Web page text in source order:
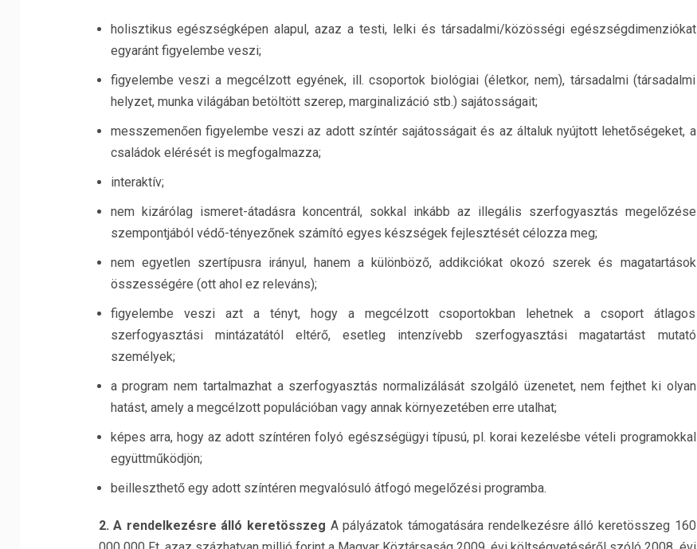
holisztikus egészségképen alapul, azaz a testi, lelki és társadalmi/közösségi egészségdimenziókat
egyaránt figyelembe veszi;
figyelembe veszi a megcélzott egyének, ill. csoportok biológiai (életkor, nem), társadalmi (társadalmi
helyzet, munka világában betöltött szerep, marginalizáció stb.) sajátosságait;
messzemenően figyelembe veszi az adott színtér sajátosságait és az általuk nyújtott lehetőségeket, a
családok elérését is megfogalmazza;
interaktív;
nem kizárólag ismeret-átadásra koncentrál, sokkal inkább az illegális szerfogyasztás megelőzése
szempontjából védő-tényezőnek számító egyes készségek fejlesztését célozza meg;
nem egyetlen szertípusra irányul, hanem a különböző, addikciókat okozó szerek és magatartások
összességére (ott ahol ez releváns);
figyelembe veszi azt a tényt, hogy a megcélzott csoportokban lehetnek a csoport átlagos
szerfogyasztási mintázatától eltérő, esetleg intenzívebb szerfogyasztási magatartást mutató
személyek;
a program nem tartalmazhat a szerfogyasztás normalizálását szolgáló üzenetet, nem fejthet ki olyan
hatást, amely a megcélzott populációban vagy annak környezetében erre utalhat;
képes arra, hogy az adott színtéren folyó egészségügyi típusú, pl. korai kezelésbe vételi programokkal
együttműködjön;
beilleszthető egy adott színtéren megvalósuló átfogó megelőzési programba.
2. A rendelkezésre álló keretösszeg A pályázatok támogatására rendelkezésre álló keretösszeg 160